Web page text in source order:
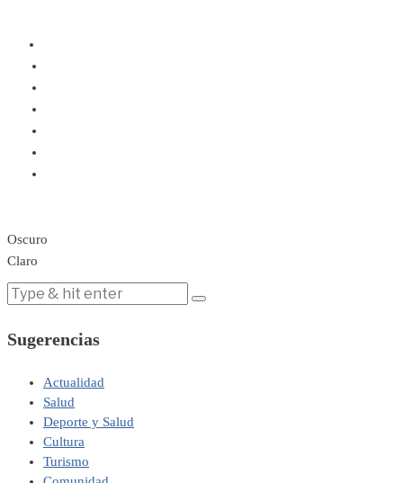
Oscuro
Claro
Sugerencias
Actualidad
Salud
Deporte y Salud
Cultura
Turismo